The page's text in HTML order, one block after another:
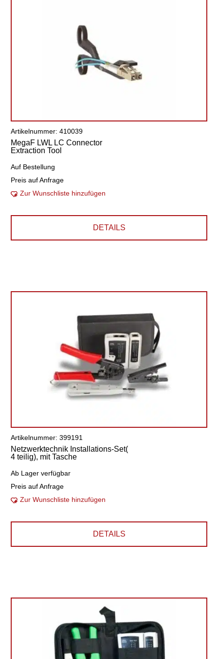
Artikelnummer: 410039
MegaF LWL LC Connector
Extraction Tool
Auf Bestellung
Preis auf Anfrage
Zur Wunschliste hinzufügen
DETAILS
Artikelnummer: 399191
Netzwerktechnik Installations-Set(
4 teilig), mit Tasche
Ab Lager verfügbar
Preis auf Anfrage
Zur Wunschliste hinzufügen
DETAILS